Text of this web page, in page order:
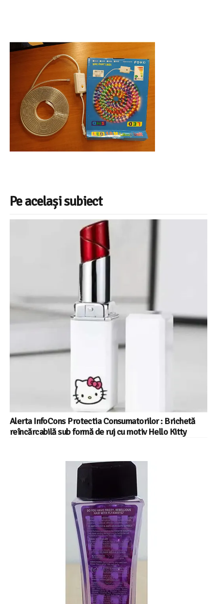
Pe același subiect
Alerta InfoCons Protectia Consumatorilor : Brichetă
reîncărcabilă sub formă de ruj cu motiv Hello Kitty